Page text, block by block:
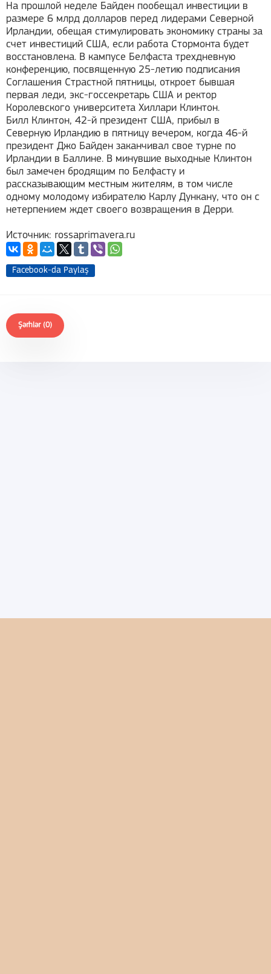
На прошлой неделе Байден пообещал инвестиции в
размере 6 млрд долларов перед лидерами Северной
Ирландии, обещая стимулировать экономику страны за
счет инвестиций США, если работа Стормонта будет
восстановлена. В кампусе Белфаста трехдневную
конференцию, посвященную 25-летию подписания
Соглашения Страстной пятницы, откроет бывшая
первая леди, экс-госсекретарь США и ректор
Королевского университета Хиллари Клинтон.
Билл Клинтон, 42-й президент США, прибыл в
Северную Ирландию в пятницу вечером, когда 46-й
президент Джо Байден заканчивал свое турне по
Ирландии в Баллине. В минувшие выходные Клинтон
был замечен бродящим по Белфасту и
рассказывающим местным жителям, в том числе
одному молодому избирателю Карлу Дункану, что он с
нетерпением ждет своего возвращения в Дерри.
Источник: rossaprimavera.ru
Facebook-da Paylaş
Şərhlər (0)